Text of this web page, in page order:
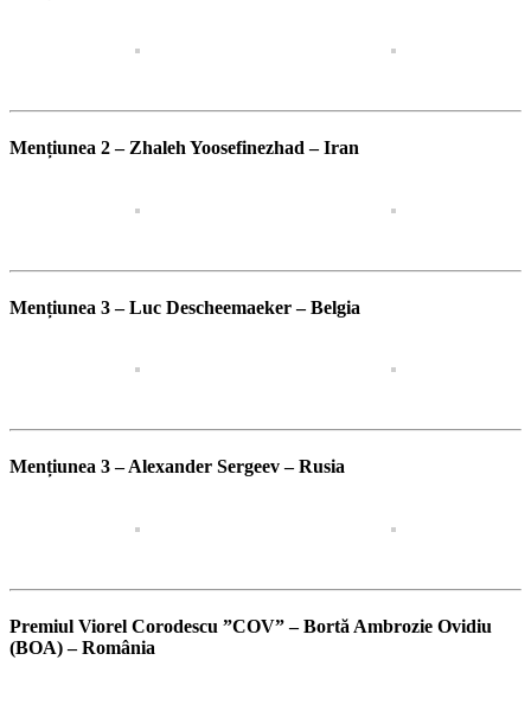
Mențiunea 2 – Zhaleh Yoosefinezhad – Iran
Mențiunea 3 – Luc Descheemaeker – Belgia
Mențiunea 3 – Alexander Sergeev – Rusia
Premiul Viorel Corodescu ”COV” – Bortă Ambrozie Ovidiu
(BOA) – România